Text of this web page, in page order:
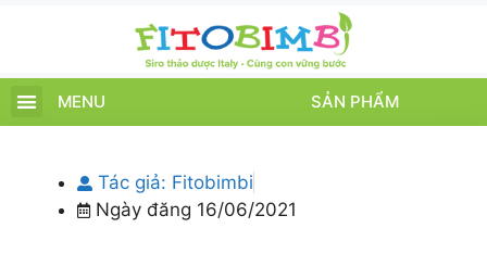
MENU SẢN PHẨM
Tác giả: Fitobimbi
Ngày đăng 16/06/2021